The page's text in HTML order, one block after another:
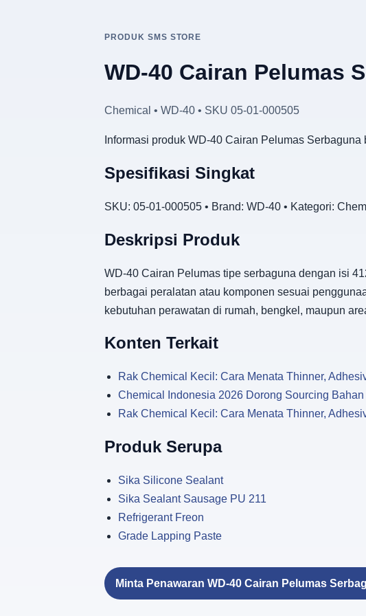
PRODUK SMS STORE
WD-40 Cairan Pelumas
Chemical • WD-40 • SKU 05-01-000505
Informasi produk WD-40 Cairan Pelumas
Spesifikasi Singkat
SKU: 05-01-000505 • Brand: WD-40 • Kategori:
Deskripsi Produk
WD-40 Cairan Pelumas tipe serbaguna dengan isi
berbagai peralatan atau komponen sesuai
kebutuhan perawatan di rumah, bengkel, maupun
Konten Terkait
Rak Chemical Kecil: Cara Menata Thinner,
Chemical Indonesia 2026 Dorong Sourcing
Rak Chemical Kecil: Cara Menata Thinner,
Produk Serupa
Sika Silicone Sealant
Sika Sealant Sausage PU 211
Refrigerant Freon
Grade Lapping Paste
Minta Penawaran WD-40 Cairan Pelumas